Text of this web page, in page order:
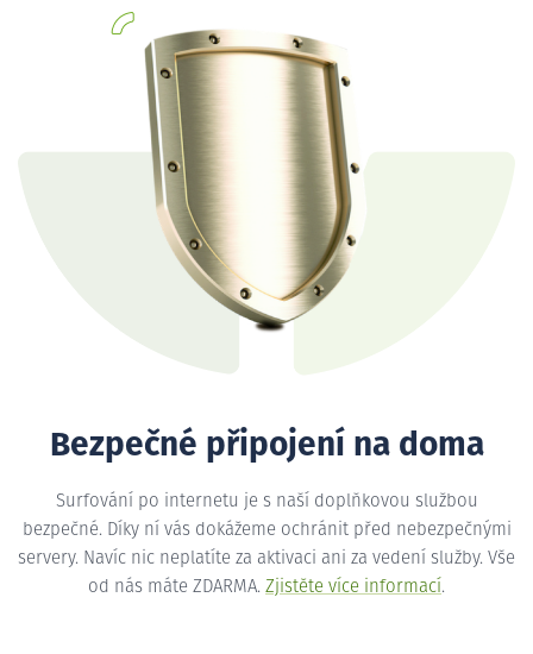
Bezpečné připojení na doma
Surfování po internetu je s naší doplňkovou službou
bezpečné. Díky ní vás dokážeme ochránit před nebezpečnými
servery. Navíc nic neplatíte za aktivaci ani za vedení služby. Vše
od nás máte ZDARMA. Zjistěte více informací.